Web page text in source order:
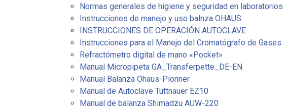
Normas generales de higiene y seguridad en laboratorios
Instrucciones de manejo y uso balnza OHAUS
INSTRUCCIONES DE OPERACIÓN AUTOCLAVE
Instrucciones para el Manejo del Cromatógrafo de Gases
Refractómetro digital de mano «Pocket»
Manual Micropipeta GA_Transferpette_DE-EN
Manual Balanza Ohaus-Pionner
Manual de Autoclave Tuttnauer EZ10
Manual de balanza Shimadzu AUW-220